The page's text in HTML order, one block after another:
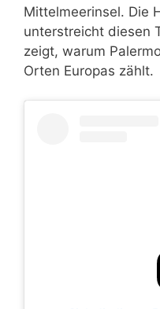
Mittelmeerinsel. Die
unterstreicht diesen
zeigt, warum
Orten Europas zählt.